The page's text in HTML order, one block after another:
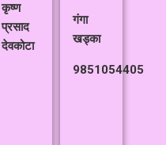
कृष्ण
प्रसाद
देवकोटा
गंगा
खड्का
9851054405